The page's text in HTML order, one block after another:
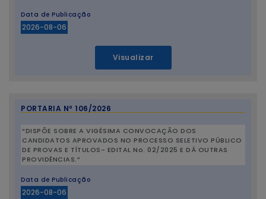
Data de Publicação
2026-08-06
Visualizar
PORTARIA Nº 106/2026
“DISPÕE SOBRE A VIGÉSIMA CONVOCAÇÃO DOS
CANDIDATOS APROVADOS NO PROCESSO SELETIVO PÚBLICO
DE PROVAS E TÍTULOS- EDITAL No. 02/2025 E DÁ OUTRAS
PROVIDÊNCIAS.”
Data de Publicação
2026-08-06